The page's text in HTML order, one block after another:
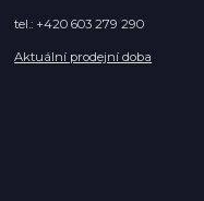
tel.: +420 603 279 290
Aktuální prodejní doba